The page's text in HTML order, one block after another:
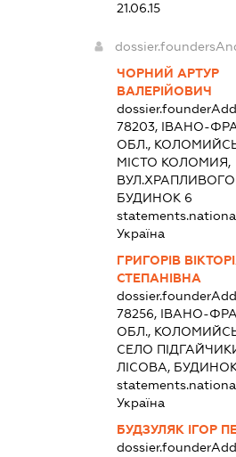
21.06.15
ЧОРНИЙ АРТУР
ВАЛЕРІЙОВИЧ
78203, ІВАНО-
ОБЛ.,
МІСТО КОЛОМИЯ,
ВУЛ.ХРАПЛИВОГО
БУДИНОК 6
Україна
ГРИГОРІВ
СТЕПАНІВНА
78256, ІВАНО-
ОБЛ.,
СЕЛО
ЛІСОВА,
Україна
БУДЗУЛЯК ІГОР